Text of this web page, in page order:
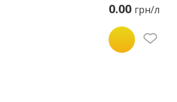
0.00 грн/л